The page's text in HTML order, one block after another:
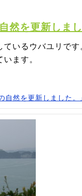
然を更新しまし
ているウバユリです
ます。
自然を更新しました